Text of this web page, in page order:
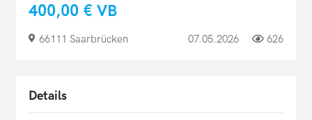
400,00 € VB
66111 Saarbrücken 07.05.2026 626
Details